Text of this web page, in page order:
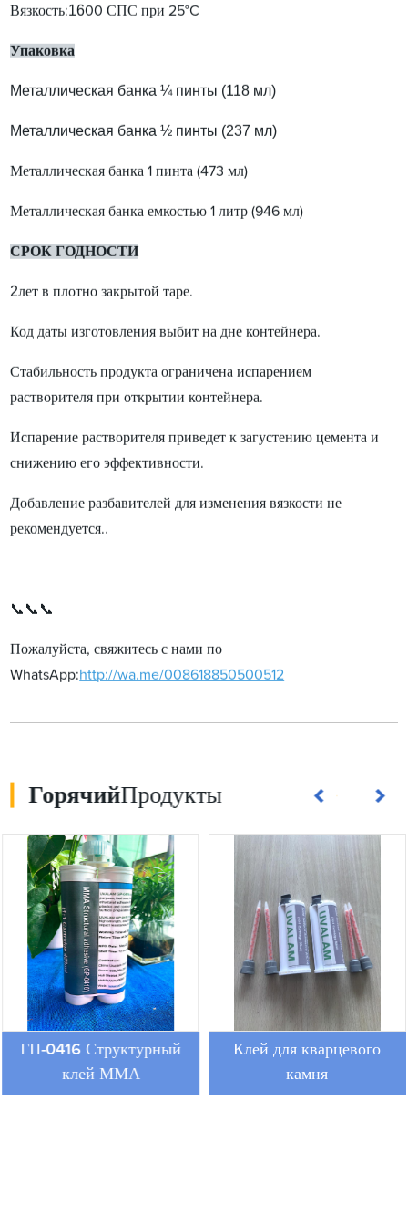
Вязкость:1600 СПС при 25°C
Упаковка
Металлическая банка ¼ пинты (118 мл)
Металлическая банка ½ пинты (237 мл)
Металлическая банка 1 пинта (473 мл)
Металлическая банка емкостью 1 литр (946 мл)
СРОК ГОДНОСТИ
2лет в плотно закрытой таре.
Код даты изготовления выбит на дне контейнера.
Стабильность продукта ограничена испарением
растворителя при открытии контейнера.
Испарение растворителя приведет к загустению цемента и
снижению его эффективности.
Добавление разбавителей для изменения вязкости не
рекомендуется..
📞📞📞
Пожалуйста, свяжитесь с нами по
WhatsApp:http://wa.me/008618850500512
ГорячийПродукты
ГП-0416 Структурный
клей ММА
Клей для кварцевого
камня